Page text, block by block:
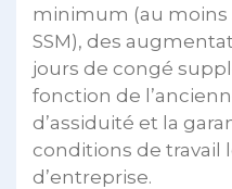
minimum (au moins
SSM), des
jours de congé
fonction de
d’assiduité et la
conditions de travail
d’entreprise.